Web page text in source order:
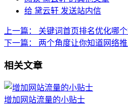
给 黛云轩 发送站内信
上一篇：
关键词首页排名优化哪个
下一篇：
两个角度让你知道网络
相关文章
增加网站流量的小贴士